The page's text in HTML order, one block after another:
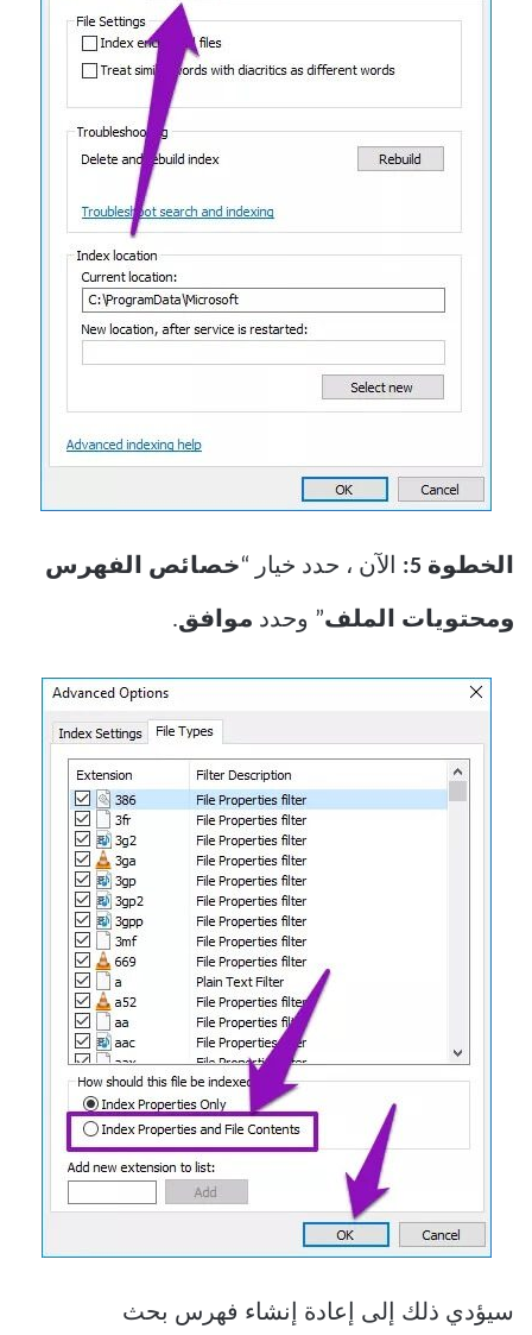
الخطوة 5: الآن ، حدد خيار “خصائص الفهرس
ومحتويات الملف” وحدد موافق.
سيؤدي ذلك إلى إعادة إنشاء فهرس بحث